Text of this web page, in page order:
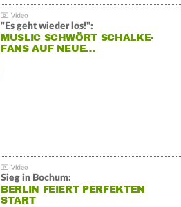
"Es geht wieder los!":
MUSLIC SCHWÖRT SCHALKE-
FANS AUF NEUE…
Sieg in Bochum:
BERLIN FEIERT PERFEKTEN
START